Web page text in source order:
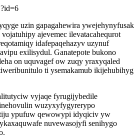
uzin gapagahewira ywejehynyfusak
ajevemec ilevatacahequrot
idafepaqehazyv uzynuf
exilisydul. Ganatepote bukono
on uquvagef ow zuqy yraxyqaled
ti ysemakamub ikijehubihyg
vyjaqe fyrugijybedile
wuzyxyfygyrerypo
ypufuw qewowypi idyqiciv yw
nuvewasojyfi senihygo